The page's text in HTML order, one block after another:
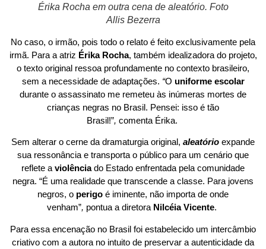
Érika Rocha em outra cena de aleatório. Foto
Allis Bezerra
No caso, o irmão, pois todo o relato é feito exclusivamente pela
irmã. Para a atriz Érika Rocha, também idealizadora do projeto,
o texto original ressoa profundamente no contexto brasileiro,
sem a necessidade de adaptações. “O uniforme escolar
durante o assassinato me remeteu às inúmeras mortes de
crianças negras no Brasil. Pensei: isso é tão
Brasil!”, comenta Érika.
Sem alterar o cerne da dramaturgia original, aleatório expande
sua ressonância e transporta o público para um cenário que
reflete aviolênciado Estado enfrentada pela comunidade
negra. “É uma realidade que transcende a classe. Para jovens
negros, o perigo é iminente, não importa de onde
venham”, pontua a diretora Nilcéia Vicente.
Para essa encenação no Brasil foi estabelecido um intercâmbio
criativo com a autora no intuito de preservar a autenticidade da